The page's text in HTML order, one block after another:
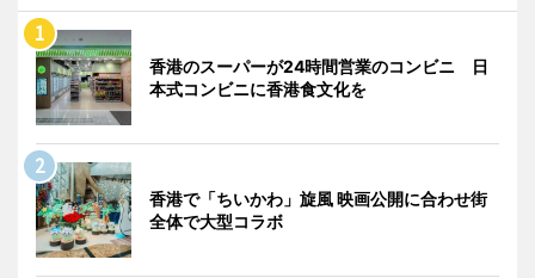
香港のスーパーが24時間営業のコンビニ 日
本式コンビニに香港食文化を
香港で「ちいかわ」旋風 映画公開に合わせ街
全体で大型コラボ